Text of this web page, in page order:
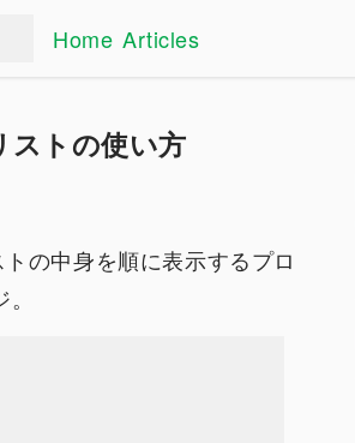
Home Articles
トの使い方
の中身を順に表示するプロ